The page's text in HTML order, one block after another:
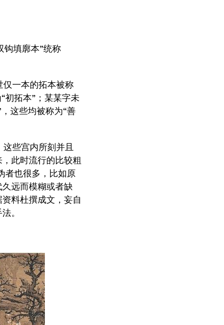
填廓本”统称
一本的拓本被称
初拓本”；某某字未
这些均被称为“善
些宫内所刻并且
此时流行的比较粗
者也很多，比如原
远而模糊或者缺
料杜撰成文，妄自
。